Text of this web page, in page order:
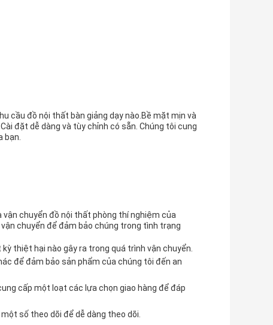
cầu đồ nội thất bàn giảng dạy nào.Bề mặt mịn và
đặt dễ dàng và tùy chỉnh có sẵn. Chúng tôi cung
bạn.
chuyển đồ nội thất phòng thí nghiệm của
chuyển để đảm bảo chúng trong tình trạng
thiệt hại nào gây ra trong quá trình vận chuyển.
để đảm bảo sản phẩm của chúng tôi đến an
cấp một loạt các lựa chọn giao hàng để đáp
số theo dõi để dễ dàng theo dõi.